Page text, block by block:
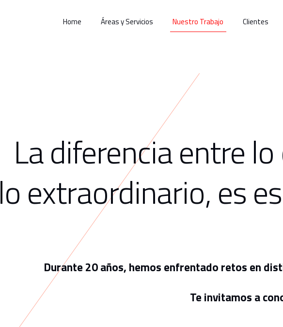
Home Áreas y Servicios Nuestro Trabajo Clientes
La diferencia entre
lo extraordinario, es
Durante 20 años, hemos enfrentado retos en
Te invitamos a